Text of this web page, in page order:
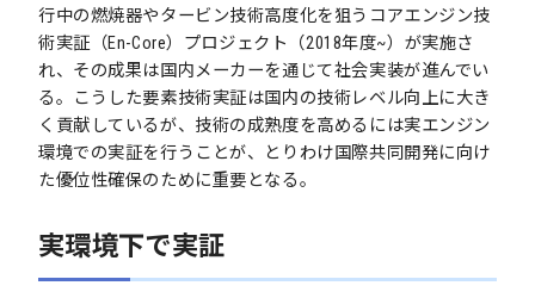
行中の燃焼器やタービン技術高度化を狙うコアエンジン技
術実証（En-Core）プロジェクト（2018年度~）が実施さ
れ、その成果は国内メーカーを通じて社会実装が進んでい
る。こうした要素技術実証は国内の技術レベル向上に大き
く貢献しているが、技術の成熟度を高めるには実エンジン
環境での実証を行うことが、とりわけ国際共同開発に向け
た優位性確保のために重要となる。
実環境下で実証